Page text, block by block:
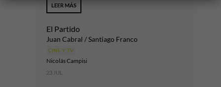
LEER MÁS
El Partido
Juan Cabral / Santiago Franco
CINE Y TV
Nicolás Campisi
23 JUL